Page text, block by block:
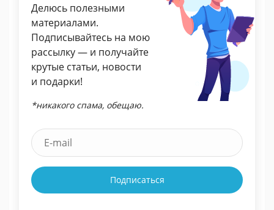
Делюсь полезными
материалами.
Подписывайтесь на мою
рассылку — и получайте
крутые статьи, новости
и подарки!
*никакого спама, обещаю.
Подписаться